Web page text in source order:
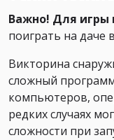
Важно! Для игры
поиграть на даче
Викторина
сложный
компьютеров,
редких случаях
сложности при